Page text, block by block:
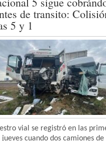
de transito:
5 y 1
vial se registró en las
cuando dos camiones